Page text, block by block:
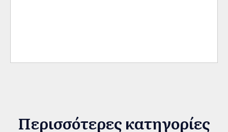
Περισσότερες κατηγορίες